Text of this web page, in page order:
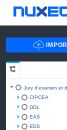
Jury d'examen et
CIPCEA
DDL
EAS
EDS